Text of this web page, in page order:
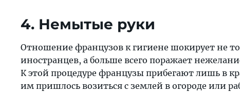
4. Немытые руки
Отношение французов к гигиене шокирует не
иностранцев, а больше всего поражает
К этой процедуре французы прибегают лишь в
им пришлось возиться с землей в огороде или